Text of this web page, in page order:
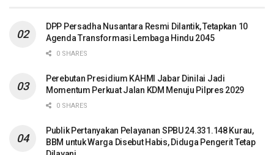
DPP Persadha Nusantara Resmi Dilantik, Tetapkan 10
Agenda Transformasi Lembaga Hindu 2045
0 SHARES
Perebutan Presidium KAHMI Jabar Dinilai Jadi
Momentum Perkuat Jalan KDM Menuju Pilpres 2029
0 SHARES
Publik Pertanyakan Pelayanan SPBU 24.331.148 Kurau,
BBM untuk Warga Disebut Habis, Diduga Pengerit Tetap